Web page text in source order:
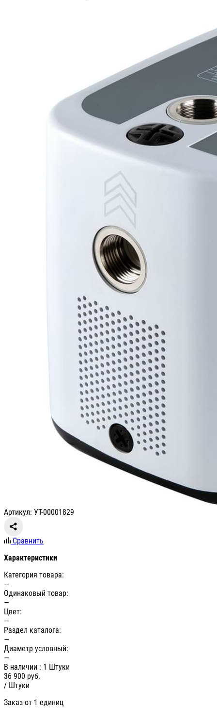
Артикул: УТ-00001829
Сравнить
Характеристики
Категория товара:
—
Одинаковый товар:
—
Цвет:
—
Раздел каталога:
—
Диаметр условный:
—
В наличии : 1 Штуки
36 900 руб.
/ Штуки
Заказ от 1 единиц